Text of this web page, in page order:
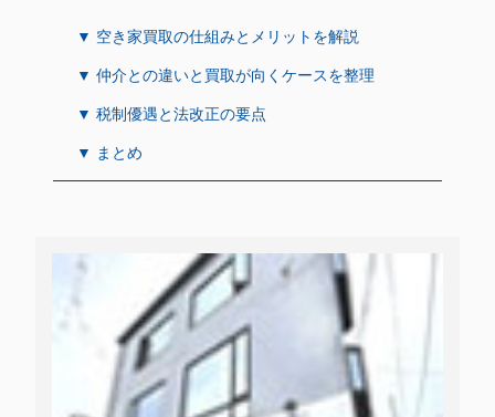
▼ 空き家買取の仕組みとメリットを解説
▼ 仲介との違いと買取が向くケースを整理
▼ 税制優遇と法改正の要点
▼ まとめ